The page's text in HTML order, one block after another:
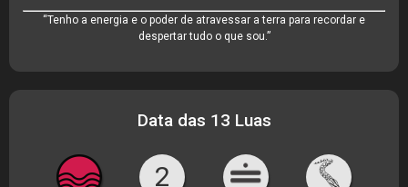
“Tenho a energia e o poder de atravessar a terra para recordar e
despertar tudo o que sou.”
Data das 13 Luas
2